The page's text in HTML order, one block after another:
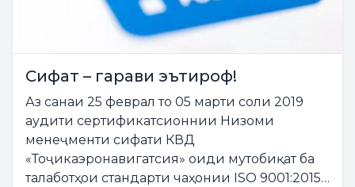
Сифат – гарави эътироф!
Аз санаи 25 феврал то 05 марти соли 2019
аудити сертификатсионнии Низоми
менеҷменти сифати КВД
«Тоҷикаэронавигатсия» оиди мутобиқат ба
талаботҳои стандарти чаҳонии ISO 9001:2015